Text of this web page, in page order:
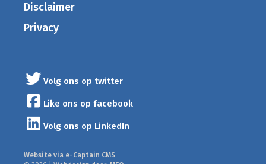
Disclaimer
Privacy
Volg ons op twitter
Like ons op facebook
Volg ons op LinkedIn
Website via e-Captain CMS